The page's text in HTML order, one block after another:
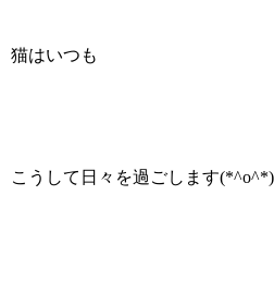
猫はいつも
こうして日々を過ごします(*^o^*)